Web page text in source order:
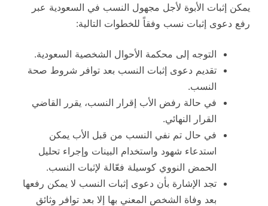
يمكن إثبات الأبوة لأجل مجهول النسب في السعودية عبر
رفع دعوى إثبات نسب وفقاً للخطوات التالية:
التوجه إلى محكمة الأحوال الشخصية السعودية.
تقديم دعوى إثبات النسب بعد توافر شروط صحة
النسب.
في حالة رفض الأب إقرار النسب، يقرر القاضي
القرار النهائي.
في حال تم نفي النسب من قبل الأب يمكن
استدعاء شهود واستخدام البينات وإجراء تحليل
الحمض النووي كوسيلة فعّالة لإثبات النسب.
تجد الإشارة بأن دعوى إثبات النسب لا يمكن رفعها
بعد وفاة الشخص المعني بها إلا بعد توافر وثائق